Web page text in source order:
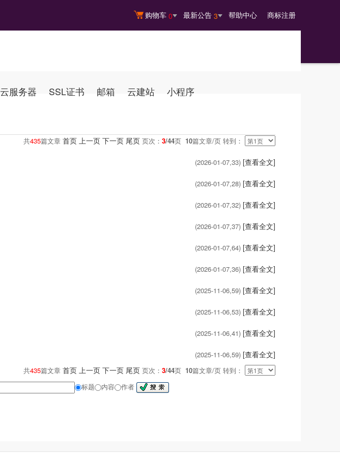
购物车 0 最新公告 3 帮助中心 商标注册
云服务器 SSL证书 邮箱 云建站 小程序
共435篇文章 首页 上一页 下一页 尾页 页次： 3/44页 10篇文章/页 转到：
(2026-01-07,33) [查看全文]
(2026-01-07,28) [查看全文]
(2026-01-07,32) [查看全文]
(2026-01-07,37) [查看全文]
(2026-01-07,64) [查看全文]
(2026-01-07,36) [查看全文]
(2025-11-06,59) [查看全文]
(2025-11-06,53) [查看全文]
(2025-11-06,41) [查看全文]
(2025-11-06,59) [查看全文]
共435篇文章 首页 上一页 下一页 尾页 页次： 3/44页 10篇文章/页 转到：
标题 内容 作者